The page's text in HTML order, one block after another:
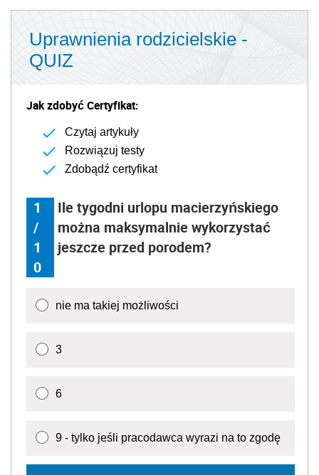
Uprawnienia rodzicielskie -
QUIZ
Jak zdobyć Certyfikat:
Czytaj artykuły
Rozwiązuj testy
Zdobądź certyfikat
1
/
1
0
Ile tygodni urlopu macierzyńskiego
można maksymalnie wykorzystać
jeszcze przed porodem?
nie ma takiej możliwości
3
6
9 - tylko jeśli pracodawca wyrazi na to zgodę